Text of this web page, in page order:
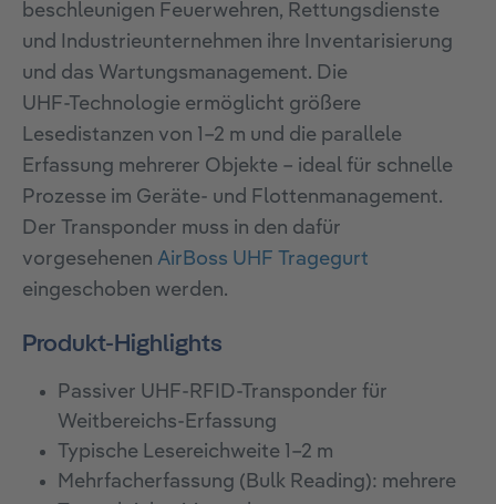
beschleunigen Feuerwehren, Rettungsdienste
und Industrieunternehmen ihre Inventarisierung
und das Wartungsmanagement. Die
UHF‑Technologie ermöglicht größere
Lesedistanzen von 1–2 m und die parallele
Erfassung mehrerer Objekte – ideal für schnelle
Prozesse im Geräte‑ und Flottenmanagement.
Der Transponder muss in den dafür
vorgesehenen AirBoss UHF Tragegurt
eingeschoben werden.
Produkt-Highlights
Passiver UHF‑RFID‑Transponder für
Weitbereichs‑Erfassung
Typische Lesereichweite 1–2 m
Mehrfacherfassung (Bulk Reading): mehrere